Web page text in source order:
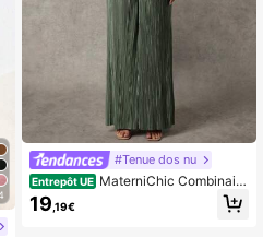
#Tenue dos nu
Entrepôt UE MaterniChic Combinais
on ample d'été de maternité, de cou
leur unie, sans manches
19 ,19€